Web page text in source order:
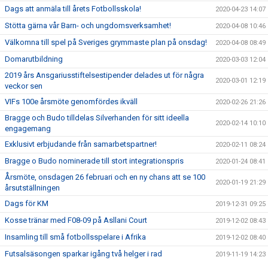
Dags att anmäla till årets Fotbollsskola! 2020-04-23 14:07
Stötta gärna vår Barn- och ungdomsverksamhet! 2020-04-08 10:46
Välkomna till spel på Sveriges grymmaste plan på onsdag! 2020-04-08 08:49
Domarutbildning 2020-03-03 12:04
2019 års Ansgariusstiftelsestipender delades ut för några
veckor sen
2020-03-01 12:19
VIFs 100e årsmöte genomfördes ikväll 2020-02-26 21:26
Bragge och Budo tilldelas Silverhanden för sitt ideella
engagemang
2020-02-14 10:10
Exklusivt erbjudande från samarbetspartner! 2020-02-11 08:24
Bragge o Budo nominerade till stort integrationspris 2020-01-24 08:41
Årsmöte, onsdagen 26 februari och en ny chans att se 100
årsutställningen
2020-01-19 21:29
Dags för KM 2019-12-31 09:25
Kosse tränar med F08-09 på Asllani Court 2019-12-02 08:43
Insamling till små fotbollsspelare i Afrika 2019-12-02 08:40
Futsalsäsongen sparkar igång två helger i rad 2019-11-19 14:23